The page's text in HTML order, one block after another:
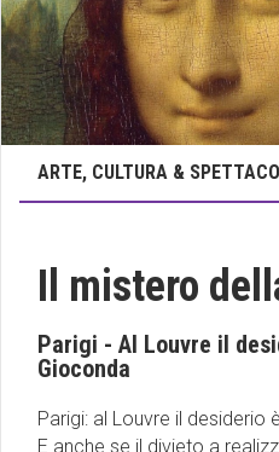
ARTE, CULTURA &
Il mistero
Parigi - Al Louvre il
Gioconda
Parigi: al Louvre il desiderio
E anche se il divieto a